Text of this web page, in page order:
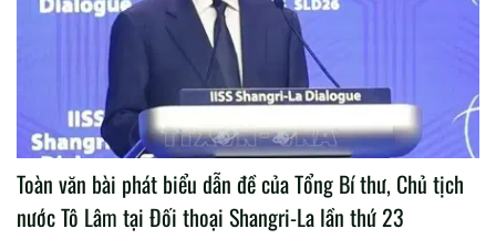
Toàn văn bài phát biểu dẫn đề của Tổng Bí thư, Chủ tịch
nước Tô Lâm tại Đối thoại Shangri-La lần thứ 23